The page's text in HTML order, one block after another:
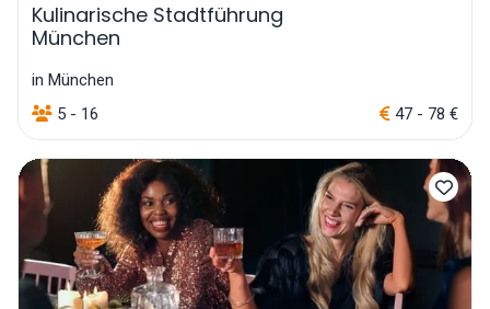
Kulinarische Stadtführung
München
in München
5 - 16
47 - 78 €